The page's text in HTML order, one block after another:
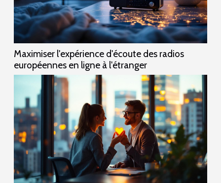
Maximiser l'expérience d'écoute des radios
européennes en ligne à l'étranger